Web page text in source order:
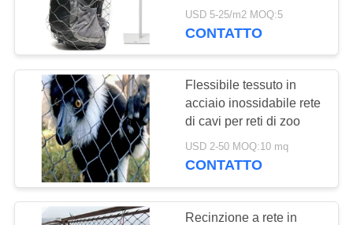
rete in fune metallica in
acciaio inossidabile
USD 5-25/m2 MOQ:5
CONTATTO
Flessibile tessuto in
acciaio inossidabile rete
di cavi per reti di zoo
USD 2-50 MOQ:10 mq
CONTATTO
Recinzione a rete in